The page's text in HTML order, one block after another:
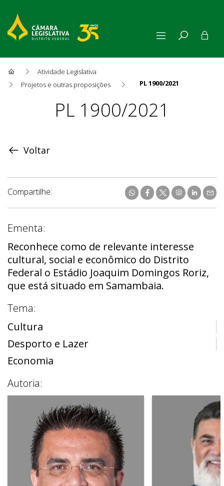
Atividade Legislativa
Projetos e outras proposições
PL 1900/2021
ProposiçãoPL 1900/2021
Voltar
Compartilhe:
Ementa:
Reconhece como de relevante interesse
cultural, social e econômico do Distrito
Federal o Estádio Joaquim Domingos Roriz,
que está situado em Samambaia.
Tema:
Cultura
Desporto e Lazer
Economia
Autoria: